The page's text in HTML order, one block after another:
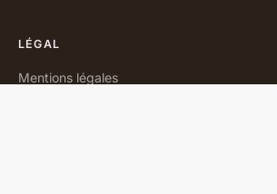
LÉGAL
Mentions légales